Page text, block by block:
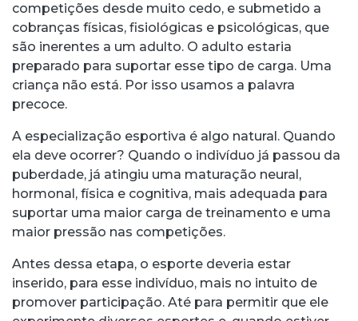
competições desde muito cedo, e submetido a
cobranças físicas, fisiológicas e psicológicas, que
são inerentes a um adulto. O adulto estaria
preparado para suportar esse tipo de carga. Uma
criança não está. Por isso usamos a palavra
precoce.
A especialização esportiva é algo natural. Quando
ela deve ocorrer? Quando o indivíduo já passou da
puberdade, já atingiu uma maturação neural,
hormonal, física e cognitiva, mais adequada para
suportar uma maior carga de treinamento e uma
maior pressão nas competições.
Antes dessa etapa, o esporte deveria estar
inserido, para esse indivíduo, mais no intuito de
promover participação. Até para permitir que ele